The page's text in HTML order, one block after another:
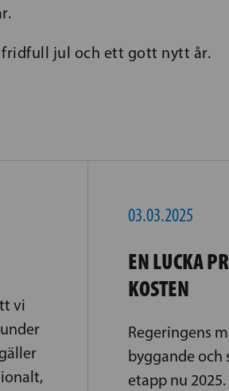
jul och ett gott nytt år.
vi
03.03.2025
EN LUCKA
KOSTEN
Regeringens
byggande
etapp nu 2025.